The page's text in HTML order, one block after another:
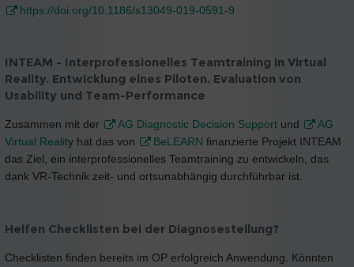
https://doi.org/10.1186/s13049-019-0591-9
INTEAM - Interprofessionelles Teamtraining in Virtual
Reality. Entwicklung eines Piloten, Evaluation von
Usability und Team-Performance
Zusammen mit der AG Diagnostic Decision Support und
AG
Virtual Reality hat das von BeLEARN finanzierte Projekt INTEAM
das Ziel, ein interprofessionelles Teamtraining zu entwickeln, das
dank VR-Technik zeit- und ortsunabhängig durchführbar ist.
Helfen Checklisten bei der Diagnosestellung?
Checklisten finden bereits im OP erfolgreich Anwendung. Könnten